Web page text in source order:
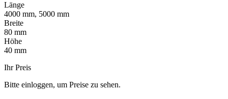
Länge
4000 mm, 5000 mm
Breite
80 mm
Höhe
40 mm
Ihr Preis
Bitte einloggen, um Preise zu sehen.